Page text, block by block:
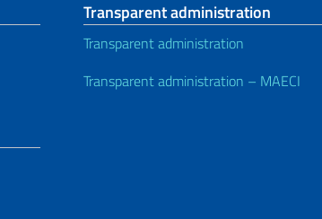
Transparent administration
Transparent administration
Transparent administration – MAECI